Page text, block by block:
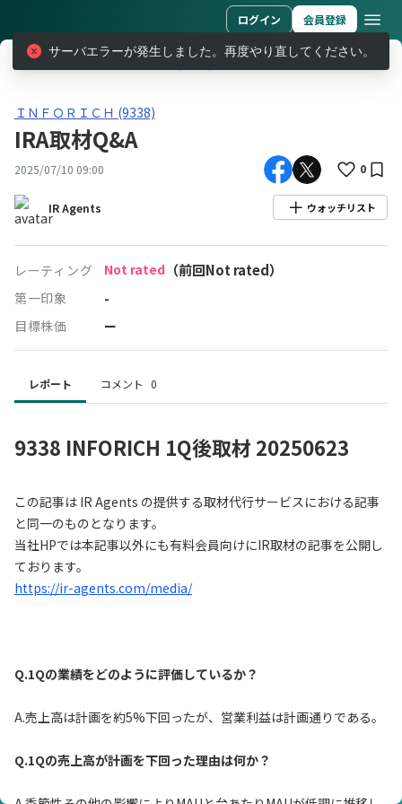
ログイン 会員登録
レポート
ＩＮＦＯＲＩＣＨ(9338)IRA取材Q&A
ＩＮＦＯＲＩＣＨ (9338)
IRA取材Q&A
2025/07/10 09:00 0
IR Agents ウォッチリスト
レーティング Not rated （前回Not rated）
第一印象 -
目標株価 ー
レポート コメント 0
9338 INFORICH 1Q後取材 20250623
この記事は IR Agents の提供する取材代行サービスにおける記事
と同一のものとなります。
当社HPでは本記事以外にも有料会員向けにIR取材の記事を公開し
ております。
https://ir-agents.com/media/
Q.1Qの業績をどのように評価しているか？
A.売上高は計画を約5%下回ったが、営業利益は計画通りである。
Q.1Qの売上高が計画を下回った理由は何か？
サーバエラーが発生しました。再度やり直してください。